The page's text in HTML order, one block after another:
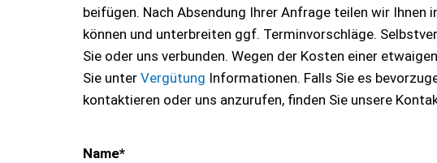
beifügen. Nach Absendung Ihrer Anfrage teilen wir
können und unterbreiten ggf. Terminvorschläge.
Sie oder uns verbunden. Wegen der Kosten einer
Sie unter Vergütung Informationen. Falls Sie es
kontaktieren oder uns anzurufen, finden Sie unsere
Name*